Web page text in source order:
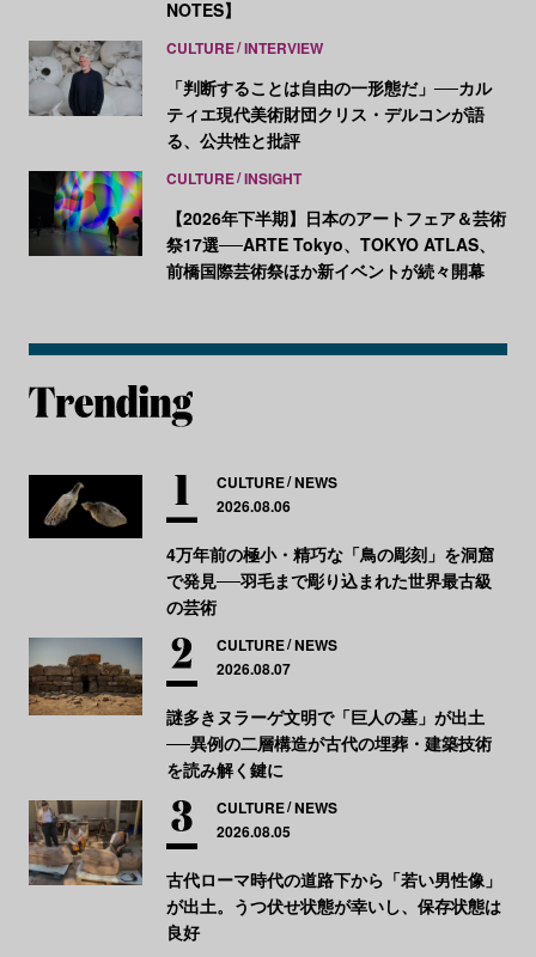
NOTES】
CULTURE INTERVIEW
「判断することは自由の一形態だ」──カル
ティエ現代美術財団クリス・デルコンが語
る、公共性と批評
CULTURE INSIGHT
【2026年下半期】日本のアートフェア＆芸術
祭17選──ARTE Tokyo、TOKYO ATLAS、
前橋国際芸術祭ほか新イベントが続々開幕
CULTURE NEWS
2026.08.06
4万年前の極小・精巧な「鳥の彫刻」を洞窟
で発見──羽毛まで彫り込まれた世界最古級
の芸術
CULTURE NEWS
2026.08.07
謎多きヌラーゲ文明で「巨人の墓」が出土
──異例の二層構造が古代の埋葬・建築技術
を読み解く鍵に
CULTURE NEWS
2026.08.05
古代ローマ時代の道路下から「若い男性像」
が出土。うつ伏せ状態が幸いし、保存状態は
良好